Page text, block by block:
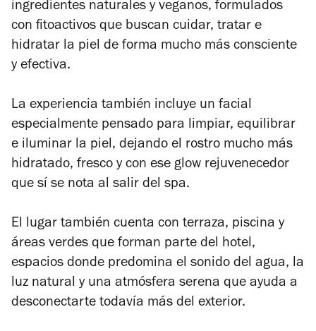
ingredientes naturales y veganos, formulados
con fitoactivos que buscan cuidar, tratar e
hidratar la piel de forma mucho más consciente
y efectiva.
La experiencia también incluye un facial
especialmente pensado para limpiar, equilibrar
e iluminar la piel, dejando el rostro mucho más
hidratado, fresco y con ese glow rejuvenecedor
que sí se nota al salir del spa.
El lugar también cuenta con terraza, piscina y
áreas verdes que forman parte del hotel,
espacios donde predomina el sonido del agua, la
luz natural y una atmósfera serena que ayuda a
desconectarte todavía más del exterior.